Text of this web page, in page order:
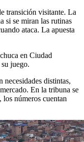
transición visitante. La
si se miran las rutinas
ataca. La apuesta
en Ciudad
juego.
necesidades distintas,
En la tribuna se
números cuentan